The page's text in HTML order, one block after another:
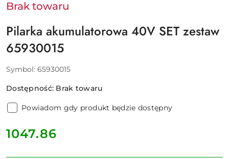
Brak towaru
Pilarka akumulatorowa 40V SET zestaw
65930015
Symbol: 65930015
Dostępność: Brak towaru
Powiadom gdy produkt będzie dostępny
cena:
1047.86